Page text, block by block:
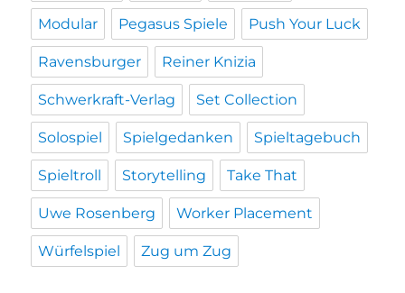
Modular Pegasus Spiele Push Your Luck
Ravensburger Reiner Knizia
Schwerkraft-Verlag Set Collection
Solospiel Spielgedanken Spieltagebuch
Spieltroll Storytelling Take That
Uwe Rosenberg Worker Placement
Würfelspiel Zug um Zug